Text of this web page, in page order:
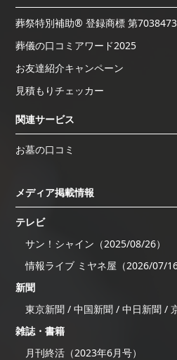
葬祭特別補助® 登録商標 第
葬儀の口コミアワード2025
お友達紹介キャンペーン
見積もりチェッカー
関連サービス
お墓の口コミ
メディア掲載情報
テレビ
サン！シャイン（2025/08/26）
情報ライブ ミヤネ屋（2026/07/16
新聞
東京新聞 / 中国新聞 / 中日新聞 /
雑誌・書籍
月刊終活（2023年6月号）